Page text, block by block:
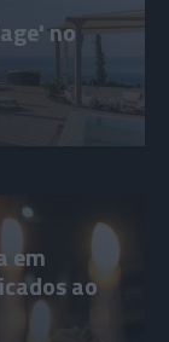
no
em
ao